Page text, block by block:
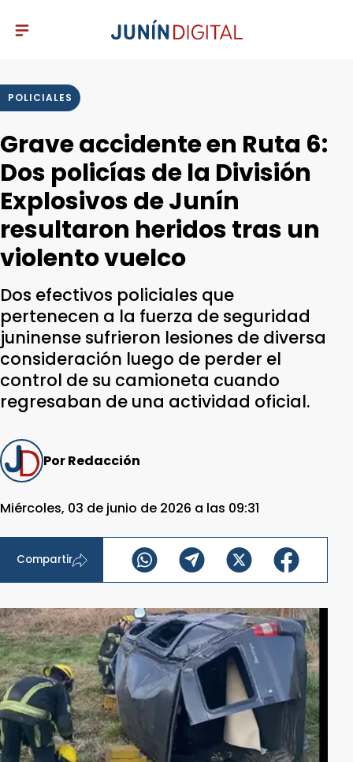
POLICIALES
Grave accidente en Ruta 6:
Dos policías de la División
Explosivos de Junín
resultaron heridos tras un
violento vuelco
Dos efectivos policiales que
pertenecen a la fuerza de seguridad
juninense sufrieron lesiones de diversa
consideración luego de perder el
control de su camioneta cuando
regresaban de una actividad oficial.
Por Redacción
Miércoles, 03 de junio de 2026 a las 09:31
Compartir